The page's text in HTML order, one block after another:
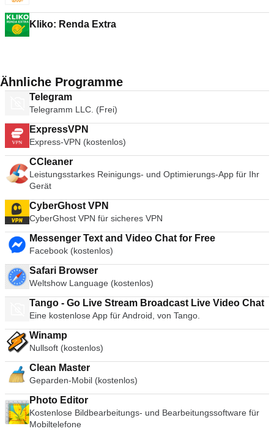
Kliko: Renda Extra
Ähnliche Programme
Telegram
Telegramm LLC. (Frei)
ExpressVPN
Express-VPN (kostenlos)
CCleaner
Leistungsstarkes Reinigungs- und Optimierungs-App für Ihr
Gerät
CyberGhost VPN
CyberGhost VPN für sicheres VPN
Messenger Text and Video Chat for Free
Facebook (kostenlos)
Safari Browser
Weltshow Language (kostenlos)
Tango - Go Live Stream Broadcast Live Video Chat
Eine kostenlose App für Android, von Tango.
Winamp
Nullsoft (kostenlos)
Clean Master
Geparden-Mobil (kostenlos)
Photo Editor
Kostenlose Bildbearbeitungs- und Bearbeitungssoftware für
Mobiltelefone